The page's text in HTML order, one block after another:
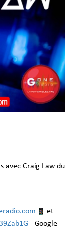
avec Craig Law du
et
- Google